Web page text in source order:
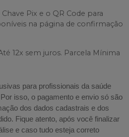
Pix e o QR Code para
na página de confirmação
12x sem juros. Parcela Mínima
para profissionais da saúde
isso, o pagamento e envio só são
dos dados cadastrais e dos
Fique atento, após você finalizar
e caso tudo esteja correto